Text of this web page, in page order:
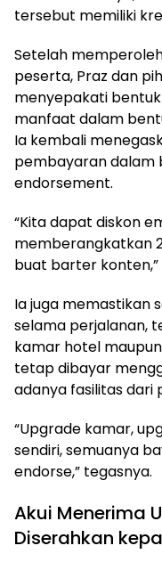
tersebut memiliki
Setelah
peserta, Praz dan
menyepakati
manfaat dalam
Ia kembali
pembayaran dalam
endorsement.
“Kita dapat diskon
memberangkatkan
buat barter
Ia juga memastikan
selama perjalanan,
kamar hotel
tetap dibayar
adanya fasilitas dari
“Upgrade kamar,
sendiri, semuanya
endorse,” tegasnya.
Akui Menerima
Diserahkan